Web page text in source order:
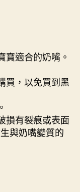
寶適合的奶嘴。
買，以免買到黑
損有裂痕或表面
與奶嘴變質的